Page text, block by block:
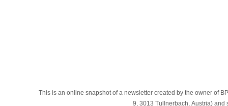
This is an online snapshot of a newsletter created by the owner of
9, 3013 Tullnerbach, Austria)